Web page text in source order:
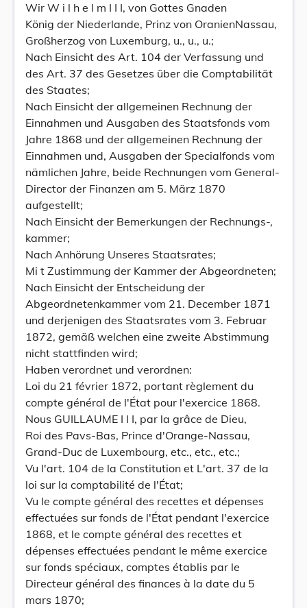
Wir W i l h e l m I I I, von Gottes Gnaden
König der Niederlande, Prinz von OranienNassau,
Großherzog von Luxemburg, u., u., u.;
Nach Einsicht des Art. 104 der Verfassung und
des Art. 37 des Gesetzes über die Comptabilität
des Staates;
Nach Einsicht der allgemeinen Rechnung der
Einnahmen und Ausgaben des Staatsfonds vom
Jahre 1868 und der allgemeinen Rechnung der
Einnahmen und, Ausgaben der Specialfonds vom
nämlichen Jahre, beide Rechnungen vom General-
Director der Finanzen am 5. März 1870
aufgestellt;
Nach Einsicht der Bemerkungen der Rechnungs-,
kammer;
Nach Anhörung Unseres Staatsrates;
Mi t Zustimmung der Kammer der Abgeordneten;
Nach Einsicht der Entscheidung der
Abgeordnetenkammer vom 21. December 1871
und derjenigen des Staatsrates vom 3. Februar
1872, gemäß welchen eine zweite Abstimmung
nicht stattfinden wird;
Haben verordnet und verordnen:
Loi du 21 février 1872, portant règlement du
compte général de l'État pour l'exercice 1868.
Nous GUILLAUME I I I, par la grâce de Dieu,
Roi des Pavs-Bas, Prince d'Orange-Nassau,
Grand-Duc de Luxembourg, etc., etc., etc.;
Vu l'art. 104 de la Constitution et L'art. 37 de la
loi sur la comptabilité de l'État;
Vu le compte général des recettes et dépenses
effectuées sur fonds de l'État pendant l'exercice
1868, et le compte général des recettes et
dépenses effectuées pendant le même exercice
sur fonds spéciaux, comptes établis par le
Directeur général des finances à la date du 5
mars 1870;